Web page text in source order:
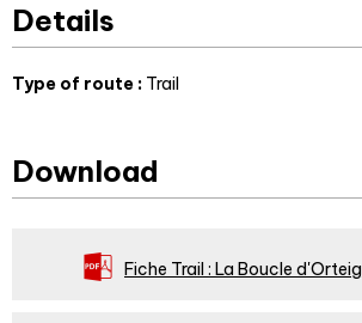
Details
Type of route : Trail
Download
Fiche Trail : La Boucle d'Orteig